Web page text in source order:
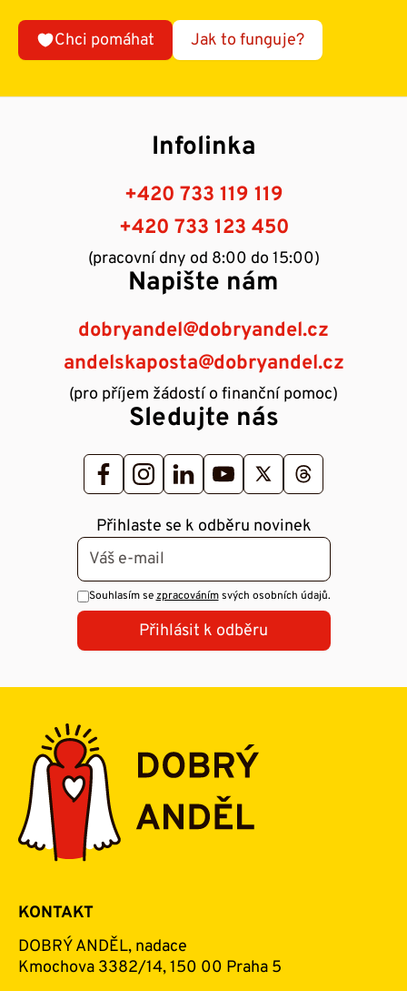
Chci pomáhat Jak to funguje?
Infolinka
+420 733 119 119
+420 733 123 450
(pracovní dny od 8:00 do 15:00)
Napište nám
dobryandel@dobryandel.cz
andelskaposta@dobryandel.cz
(pro příjem žádostí o finanční pomoc)
Sledujte nás
Přihlaste se k odběru novinek
Souhlasím sezpracovánímsvých osobních údajů.
Přihlásit k odběru
KONTAKT
DOBRÝ ANDĚL, nadace
Kmochova 3382/14, 150 00 Praha 5